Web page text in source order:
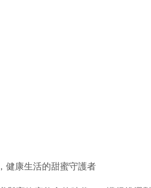
健康生活的甜蜜守護者